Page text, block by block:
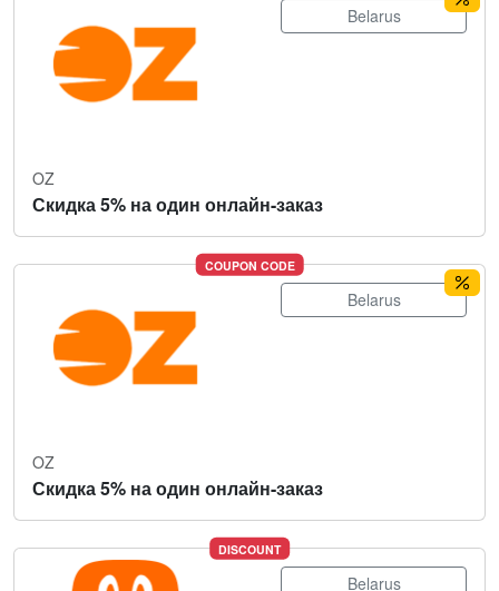
Belarus
OZ
Скидка 5% на один онлайн-заказ
COUPON CODE
Belarus
OZ
Скидка 5% на один онлайн-заказ
DISCOUNT
Belarus